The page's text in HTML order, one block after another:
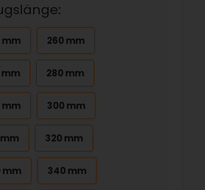
mm 260 mm
mm 280 mm
mm 300 mm
mm 320 mm
mm 340 mm